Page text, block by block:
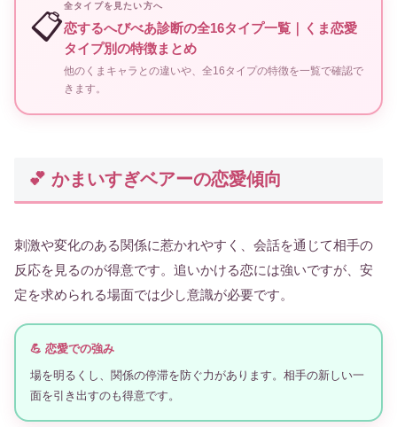
📋
全タイプを見たい方へ
恋するへびべあ診断の全16タイプ一覧｜くま恋愛
タイプ別の特徴まとめ
他のくまキャラとの違いや、全16タイプの特徴を一覧で確認で
きます。
💕 かまいすぎベアーの恋愛傾向
刺激や変化のある関係に惹かれやすく、会話を通じて相手の
反応を見るのが得意です。追いかける恋には強いですが、安
定を求められる場面では少し意識が必要です。
💪 恋愛での強み
場を明るくし、関係の停滞を防ぐ力があります。相手の新しい一
面を引き出すのも得意です。